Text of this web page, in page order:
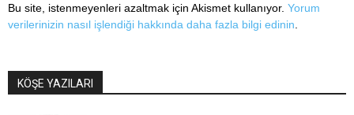
Bu site, istenmeyenleri azaltmak için Akismet kullanıyor. Yorum
verilerinizin nasıl işlendiği hakkında daha fazla bilgi edinin
KÖŞE YAZILARI